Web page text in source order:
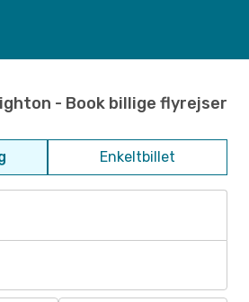
- Book billige flyrejser
Enkeltbillet